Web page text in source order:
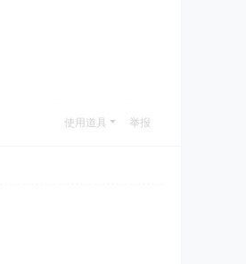
使用道具 举报